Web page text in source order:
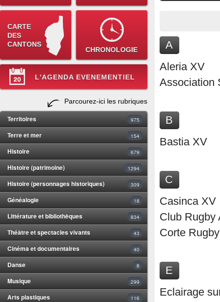
CARTE
DES
CANTONS
CHRONOLOGIE
L'AGENDA EVENEMENTIEL
Parcourez-ici les rubriques
Territoires 975
Terre et mer 154
Histoire 679
Histoire (patrimoine) 1294
Histoire (personnages historiques) 309
Généalogie 18
Littérature et bibliothèques 834
Théâtre et spectacles vivants 43
Cinéma et documentaires 40
Danse 8
Musique 299
Arts plastiques 116
A
Aleria XV
Association
B
Bastia XV
C
Casinca XV
Club Rugby
Corte
E
Eclairage